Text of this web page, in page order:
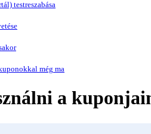
testreszabása
még ma
a